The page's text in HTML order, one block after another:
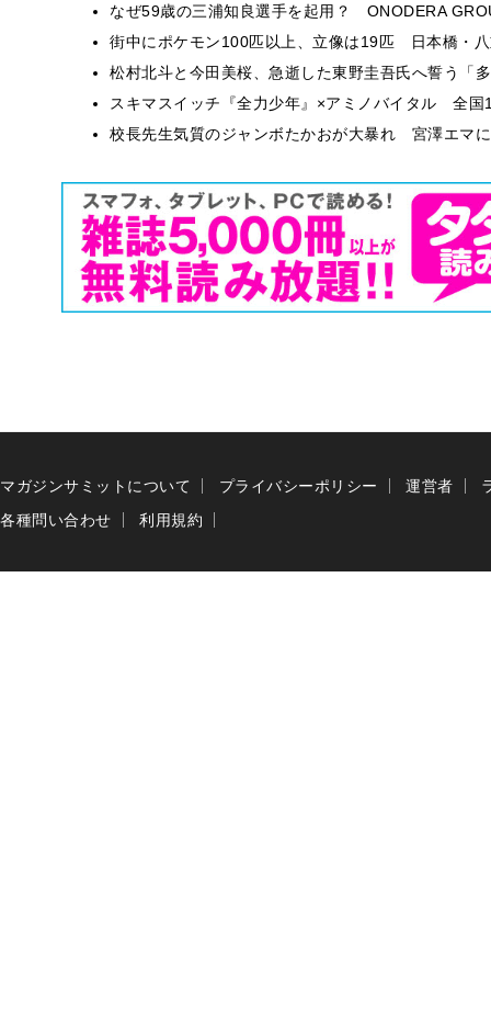
なぜ59歳の三浦知良選手を起用？ ONODERA
街中にポケモン100匹以上、立像は19匹 日本橋・
松村北斗と今田美桜、急逝した東野圭吾氏へ誓う「
スキマスイッチ『全力少年』×アミノバイタル 全国
校長先生気質のジャンボたかおが大暴れ 宮澤エマ
マガジンサミットについて プライバシーポリシー 運営者
各種問い合わせ
利用規約